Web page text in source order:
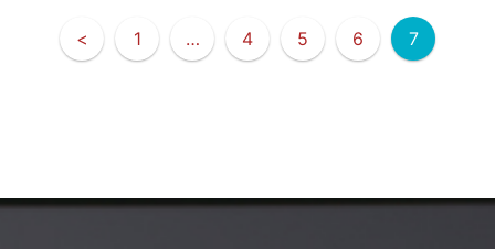
< 1 … 4 5 6 7